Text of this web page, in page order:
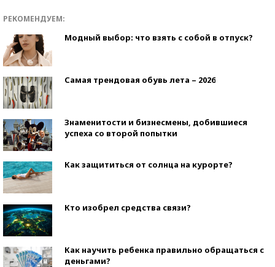
РЕКОМЕНДУЕМ:
Модный выбор: что взять с собой в отпуск?
Самая трендовая обувь лета – 2026
Знаменитости и бизнесмены, добившиеся
успеха со второй попытки
Как защититься от солнца на курорте?
Кто изобрел средства связи?
Как научить ребенка правильно обращаться с
деньгами?